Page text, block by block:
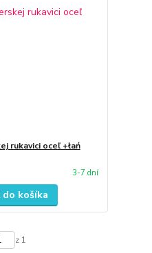
rukavici oceľ +łań
3-7 dní
do košíka
z 1